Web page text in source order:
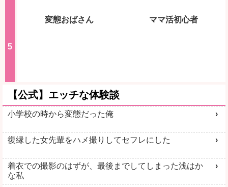
変態おばさん ママ活初心者
【公式】エッチな体験談
小学校の時から変態だった俺
復縁した女先輩をハメ撮りしてセフレにした
着衣での撮影のはずが、最後までしてしまった浅はか
な私